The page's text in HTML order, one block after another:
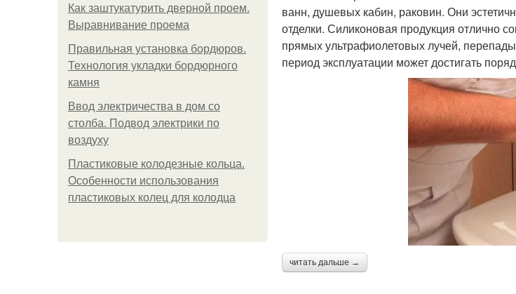
Как заштукатурить дверной проем.
Выравнивание проема
Правильная установка бордюров.
Технология укладки бордюрного
камня
Ввод электричества в дом со
столба. Подвод электрики по
воздуху
Пластиковые колодезные кольца.
Особенности использования
пластиковых колец для колодца
ванн, душевых кабин, раковин. Они
отделки. Силиконовая продукция отлично
прямых ультрафиолетовых лучей,
период эксплуатации может достигать
читать дальше →